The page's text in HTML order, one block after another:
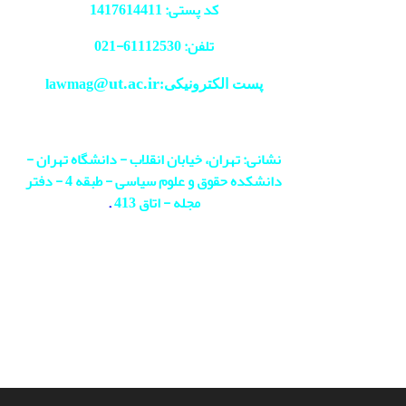
کد پستی: 1417614411
تلفن: 61112530-
021
پست الکترونیکی:lawmag@ut.ac.ir
نشانی: تهران، خیابان انقلاب - دانشگاه تهران -
دانشکده حقوق و علوم سیاسی - طبقه 4 - دفتر
مجله - اتاق 413
.